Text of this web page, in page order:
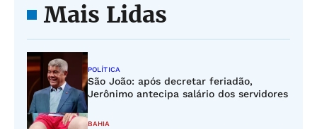
Mais Lidas
POLÍTICA
São João: após decretar feriadão,
Jerônimo antecipa salário dos servidores
BAHIA